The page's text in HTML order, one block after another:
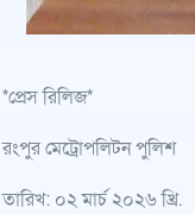
*প্রেস রিলিজ*
রংপুর মেট্রোপলিটন পুলিশ
তারিখ: ০২ মার্চ ২০২৬ খ্রি.